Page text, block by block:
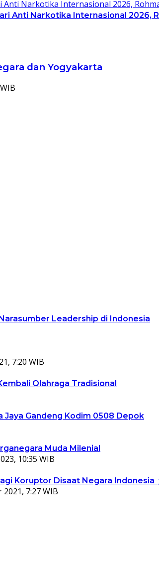
Anti Narkotika Internasional 2026,
dan Yogyakarta
Leadership di Indonesia
7:20 WIB
Olahraga Tradisional
Jaya Gandeng Kodim 0508 Depok
Muda Milenial
10:35 WIB
Koruptor Disaat Negara Indonesia
7:27 WIB